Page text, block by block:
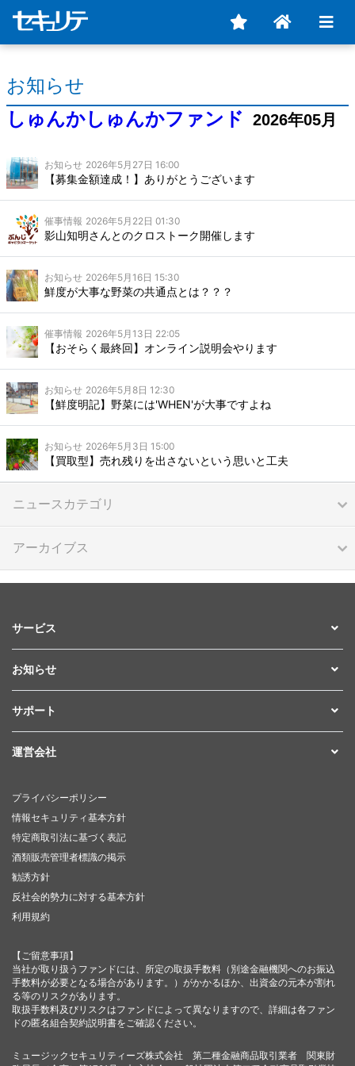
お知らせ
しゅんかしゅんかファンド
2026年05月
お知らせ 2026年5月27日 16:00
【募集金額達成！】ありがとうございます
催事情報 2026年5月22日 01:30
影山知明さんとのクロストーク開催します
お知らせ 2026年5月16日 15:30
鮮度が大事な野菜の共通点とは？？？
催事情報 2026年5月13日 22:05
【おそらく最終回】オンライン説明会やります
お知らせ 2026年5月8日 12:30
【鮮度明記】野菜には'WHEN'が大事ですよね
お知らせ 2026年5月3日 15:00
【買取型】売れ残りを出さないという思いと工夫
ニュースカテゴリ
アーカイブス
サービス
お知らせ
サポート
運営会社
プライバシーポリシー
情報セキュリティ基本方針
特定商取引法に基づく表記
酒類販売管理者標識の掲示
勧誘方針
反社会的勢力に対する基本方針
利用規約
【ご留意事項】
当社が取り扱うファンドには、所定の取扱手数料（別途金融機関へのお振込
手数料が必要となる場合があります。）がかかるほか、出資金の元本が割れ
る等のリスクがあります。
取扱手数料及びリスクはファンドによって異なりますので、詳細は各ファン
ドの匿名組合契約説明書をご確認ください。
ミュージックセキュリティーズ株式会社 第二種金融商品取引業者 関東財